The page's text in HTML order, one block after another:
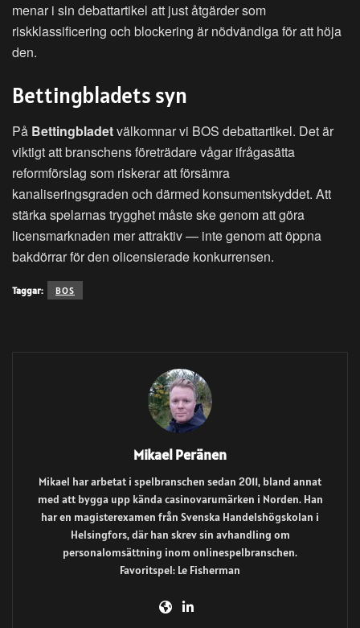
menar i sin debattartikel att just åtgärder som
riskklassificering och blockering är nödvändiga för att höja
den.
Bettingbladets syn
På Bettingbladetvälkomnar vi BOS debattartikel. Det är
viktigt att branschens företrädare vågar ifrågasätta
reformförslag som riskerar att försämra
kanaliseringsgraden och därmed konsumentskyddet. Att
stärka spelarnas trygghet måste ske genom att göra
licensmarknaden mer attraktiv — inte genom att öppna
bakdörrar för den olicensierade konkurrensen.
Taggar: BOS
Mikael Peränen
Mikael har arbetat i spelbranschen sedan 2011, bland annat
med att bygga upp kända casinovarumärken i Norden. Han
har en magisterexamen från Svenska Handelshögskolan i
Helsingfors, där han skrev sin avhandling om
personalomsättning inom onlinespelbranschen.
Favoritspel: Le Fisherman